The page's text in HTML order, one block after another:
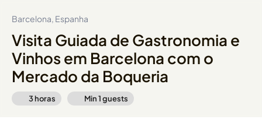
Barcelona, Espanha
Visita Guiada de Gastronomia e
Vinhos em Barcelona com o
Mercado da Boqueria
3 horas Min1guests